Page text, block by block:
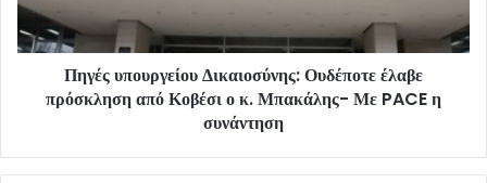
Πηγές υπουργείου Δικαιοσύνης: Ουδέποτε έλαβε
πρόσκληση από Κοβέσι ο κ. Μπακάλης- Με PACE η
συνάντηση